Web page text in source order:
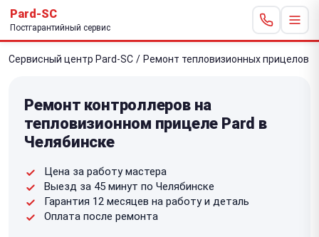
Pard-SC
Постгарантийный сервис
Сервисный центр Pard-SC / Ремонт тепловизионных прицелов
Ремонт контроллеров на
тепловизионном прицеле Pard в
Челябинске
Цена за работу мастера
Выезд за 45 минут по Челябинске
Гарантия 12 месяцев на работу и деталь
Оплата после ремонта